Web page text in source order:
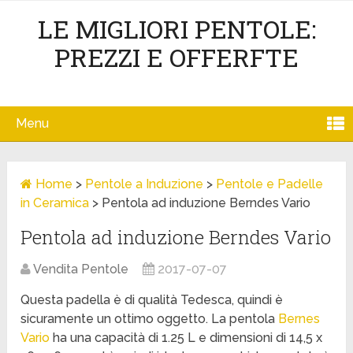
LE MIGLIORI PENTOLE:
PREZZI E OFFERFTE
Menu
Home > Pentole a Induzione > Pentole e Padelle
in Ceramica > Pentola ad induzione Berndes Vario
Pentola ad induzione Berndes Vario
Vendita Pentole 2017-07-07
Questa padella è di qualità Tedesca, quindi è
sicuramente un ottimo oggetto. La pentola Bernes
Vario ha una capacità di 1.25 L e dimensioni di 14,5 x